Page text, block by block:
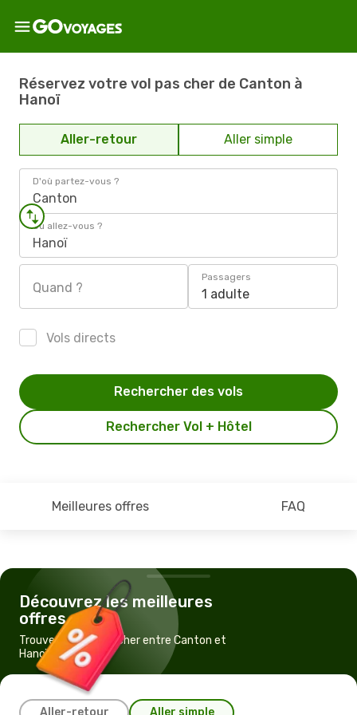
Réservez votre vol pas cher de Canton à
Hanoï
Aller-retour Aller simple
D'où partez-vous ?
Canton
Où allez-vous ?
Hanoï
Quand ?
Passagers
1 adulte
Vols directs
Rechercher Vol + Hôtel
Rechercher des vols
Meilleures offres FAQ
Découvrez les meilleures
offres
Trouvez un vol pas cher entre Canton et
Hanoï
Aller-retour Aller simple